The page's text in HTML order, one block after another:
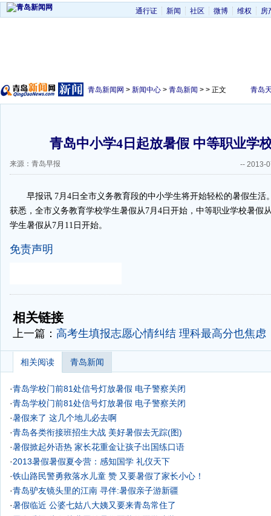
通行证 新闻 社区 微博 维权 房
青岛新闻网 > 新闻中心 > 青岛新闻 > > 正文 青岛
青岛中小学4日起放暑假 中等职业学
来源：青岛早报 -- 2013-
早报讯 7月4日全市义务教育段的中小学生将开始轻松的暑假生活
获悉，全市义务教育学校学生暑假从7月4日开始，中等职业学校暑假
学生暑假从7月11日开始。
免责声明
-
相关链接
上一篇： 高考生填报志愿心情纠结 理科最高分也焦虑
相关阅读 青岛新闻
·青岛学校门前81处信号灯放暑假 电子警察关闭
·青岛学校门前81处信号灯放暑假 电子警察关闭
·暑假来了 这几个地儿必去啊
·青岛各类衔接班招生大战 美好暑假去无踪(图)
·暑假掀起外语热 家长花重金让孩子出国练口语
·2013暑假暑假夏令营：感知国学 礼仪天下
·铁山路民警勇救落水儿童 赞 又要暑假了家长小心！
·青岛驴友镜头里的江南 寻伴:暑假亲子游新疆
·暑假临近 公婆七姑八大姨又要来青岛常住了